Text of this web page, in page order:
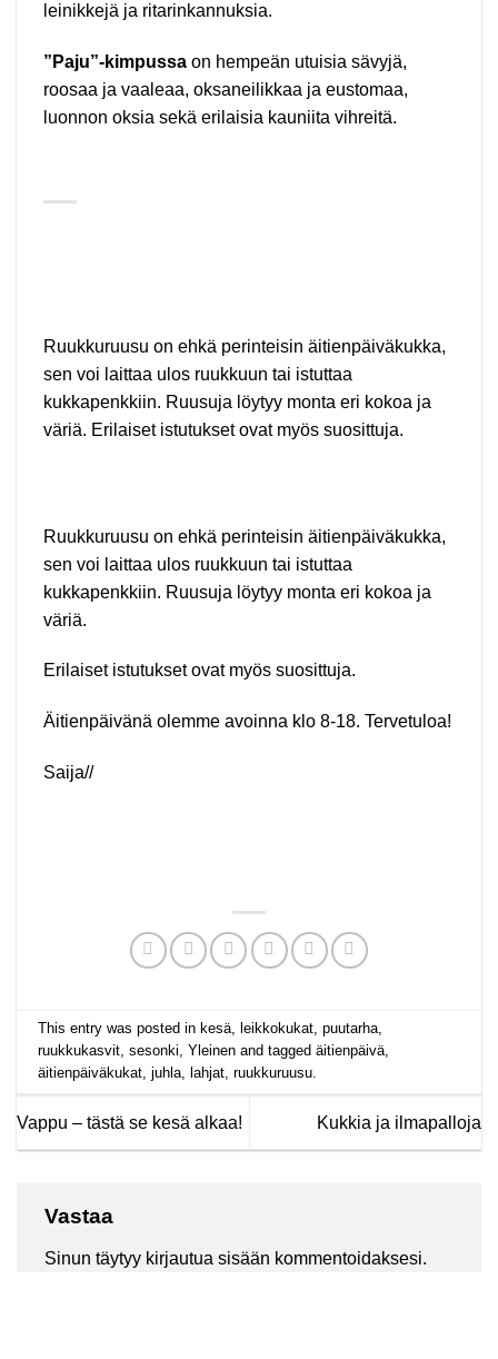
leinikkejä ja ritarinkannuksia.
”Paju”-kimpussa on hempeän utuisia sävyjä,
roosaa ja vaaleaa, oksaneilikkaa ja eustomaa,
luonnon oksia sekä erilaisia kauniita vihreitä.
Ruukkuruusu on ehkä perinteisin äitienpäiväkukka,
sen voi laittaa ulos ruukkuun tai istuttaa
kukkapenkkiin. Ruusuja löytyy monta eri kokoa ja
väriä. Erilaiset istutukset ovat myös suosittuja.
Ruukkuruusu on ehkä perinteisin äitienpäiväkukka,
sen voi laittaa ulos ruukkuun tai istuttaa
kukkapenkkiin. Ruusuja löytyy monta eri kokoa ja
väriä.
Erilaiset istutukset ovat myös suosittuja.
Äitienpäivänä olemme avoinna klo 8-18. Tervetuloa!
Saija//
This entry was posted in kesä, leikkokukat,puutarha,
ruukkukasvit,sesonki,Yleinen and taggedäitienpäivä,
äitienpäiväkukat,juhla, lahjat,ruukkuruusu.
Vappu – tästä se kesä alkaa! Kukkia ja ilmapalloja
Vastaa
Sinun täytyy kirjautua sisään kommentoidaksesi.